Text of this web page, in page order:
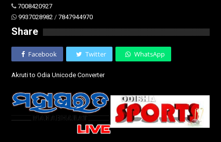
7008420927
9937028982 / 7847944970
Share
Facebook Twitter WhatsApp
Akruti to Odia Unicode Converter